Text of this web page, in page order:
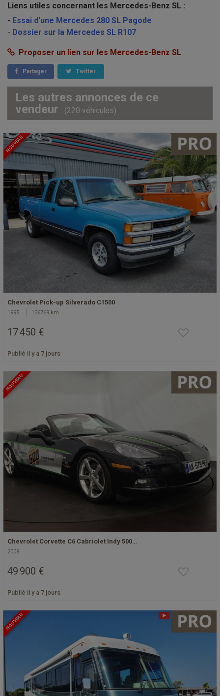
Liens utiles concernant les Mercedes-Benz SL :
- Essai d'une Mercedes 280 SL Pagode
- Dossier sur la Mercedes SL R107
Proposer un lien sur les Mercedes-Benz SL
Partager Twitter
Les autres annonces de ce
vendeur
(220 véhicules)
NOUVEAU
Chevrolet Pick-up Silverado C1500
1995 136769 km
17 450 €
Publié il y a 7 jours
NOUVEAU
Chevrolet Corvette C6 Cabriolet Indy 500…
2008
49 900 €
Publié il y a 7 jours
NOUVEAU